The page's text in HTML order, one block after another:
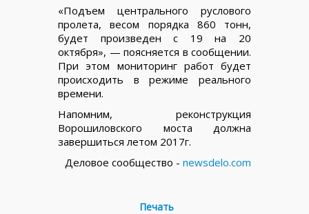
«Подъем центрального руслового
пролета, весом порядка 860 тонн,
будет произведен с 19 на 20
октября», — поясняется в сообщении.
При этом мониторинг работ будет
происходить в режиме реального
времени.
Напомним, реконструкция
Ворошиловского моста должна
завершиться летом 2017г.
Деловое сообщество - newsdelo.com
Печать